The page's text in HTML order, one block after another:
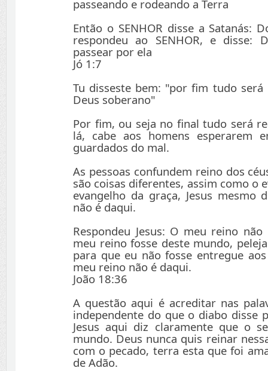
passeando e rodeando a Terra
Então o SENHOR disse a Satanás:
respondeu ao SENHOR, e
passear por ela
Jó 1:7
Tu disseste bem: "por fim tudo será
Deus soberano"
Por fim, ou seja no final tudo será
lá, cabe aos homens esperarem
guardados do mal.
As pessoas confundem reino dos
são coisas diferentes, assim como o
evangelho da graça, Jesus mesmo
não é daqui.
Respondeu Jesus: O meu reino
meu reino fosse deste mundo,
para que eu não fosse entregue
meu reino não é daqui.
João 18:36
A questão aqui é acreditar nas
independente do que o diabo disse
Jesus aqui diz claramente que o
mundo. Deus nunca quis reinar
com o pecado, terra esta que foi
de Adão.